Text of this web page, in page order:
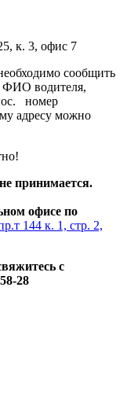
к. 3, офис 7
сообщить
ФИО водителя,
номер
адресу можно
принимается.
офисе по
144 к. 1, стр. 2,
с
28